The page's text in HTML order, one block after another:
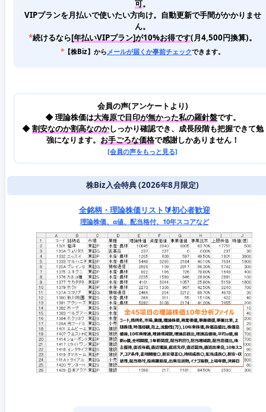
可。
VIPプランを月払いで使いたい方向け。自動更新で手間がかかりませ
ん。
*続けるなら[年払いVIPプラン]が10%お得です(月4,500円換算)。
* 【株Biz】から メールが届くか事前チェックできます。
会員の声(アンケートより)
◆ 理論株価は大海原で目印が無かった私の羅針盤です。
◆割安なのか割高なのかしっかり確認でき、成長段階も把握できて勉
強になります。 お手ごろな価格で感謝しかありません！
[会員の声をもっと見る]
株Biz入会特典 (2026年8月限定)
全銘柄・理論株価リスト🔰初心者歓迎
理論株価、α値、配当格付、10年スコアなど